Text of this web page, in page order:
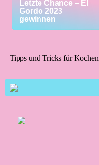
Letzte Chance – El
Gordo 2023
gewinnen
Tipps und Tricks für